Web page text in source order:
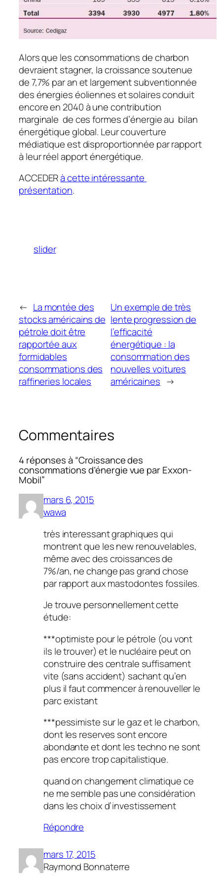
Alors que les consommations de charbon
devraient stagner, la croissance soutenue
de 7,7% par an et largement subventionnée
des énergies éoliennes et solaires conduit
encore en 2040 à une contribution
marginale de ces formes d’énergie au bilan
énergétique global. Leur couverture
médiatique est disproportionnée par rapport
à leur réel apport énergétique.
ACCEDERà cette intéressante
présentation.
slider
← La montée des
stocks américains de
pétrole doit être
rapportée aux
formidables
consommations des
raffineries locales
Un exemple de très
lente progression de
l’efficacité
énergétique : la
consommation des
nouvelles voitures
américaines →
Commentaires
4 réponses à “Croissance des
consommations d’énergie vue par Exxon-
Mobil”
mars 6, 2015
wawa
très interessant graphiques qui
montrent que les new renouvelables,
même avec des croissances de
7%/an, ne change pas grand chose
par rapport aux mastodontes fossiles.
Je trouve personnellement cette
étude:
***optimiste pour le pétrole (ou vont
ils le trouver) et le nucléaire peut on
construire des centrale suffisament
vite (sans accident) sachant qu’en
plus il faut commencer à renouveller le
parc existant
***pessimiste sur le gaz et le charbon,
dont les reserves sont encore
abondante et dont les techno ne sont
pas encore trop capitalistique.
quand on changement climatique ce
ne me semble pas une considération
dans les choix d’investissement
Répondre
mars 17, 2015
Raymond Bonnaterre